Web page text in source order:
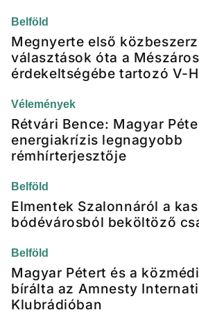
Belföld
Megnyerte első
választások óta a
érdekeltségébe tartozó V-
Vélemények
Rétvári Bence: Magyar
energiakrízis legnagyobb
rémhírterjesztője
Belföld
Elmentek Szalonnáról a
bódévárosból beköltöző
Belföld
Magyar Pétert és a
bírálta az Amnesty
Klubrádióban